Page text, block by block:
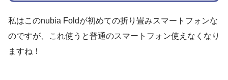
私はこのnubia Foldが初めての折り畳みスマートフォンな
のですが、これ使うと普通のスマートフォン使えなくなり
ますね！